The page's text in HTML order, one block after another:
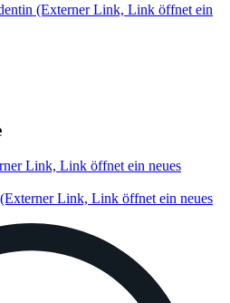
(Externer Link, Link öffnet ein
Link, Link öffnet ein neues
(Externer Link, Link öffnet ein neues